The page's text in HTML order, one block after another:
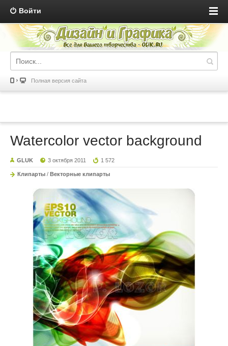
Войти
Полная версия сайта
Watercolor vector background
GLUK 3 октября 2011 1 572
Клипарты / Векторные клипарты